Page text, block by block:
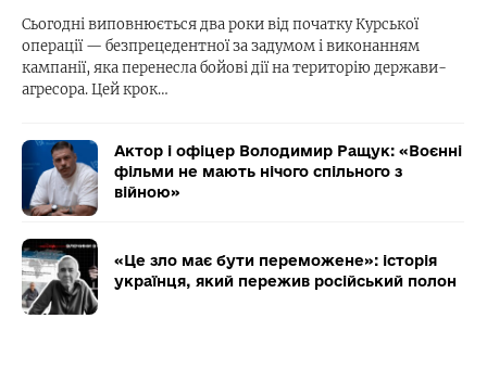
Сьогодні виповнюється два роки від початку Курської
операції — безпрецедентної за задумом і виконанням
кампанії, яка перенесла бойові дії на територію держави-
агресора. Цей крок…
Актор і офіцер Володимир Ращук: «Воєнні
фільми не мають нічого спільного з
війною»
«Це зло має бути переможене»: історія
українця, який пережив російський полон